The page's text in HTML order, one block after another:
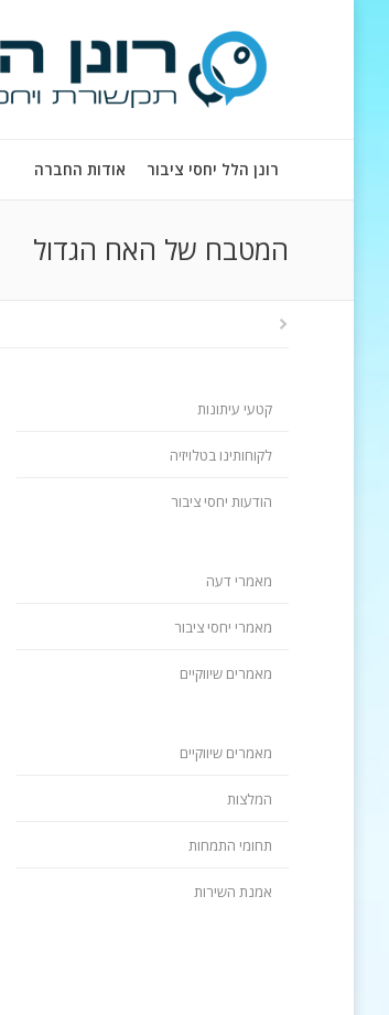
רונן הלל יחסי ציבור אודות החברה
המטבח של האח הגדול
קטעי עיתונות
לקוחותינו בטלויזיה
הודעות יחסי ציבור
מאמרי דעה
מאמרי יחסי ציבור
מאמרים שיווקיים
מאמרים שיווקיים
המלצות
תחומי התמחות
אמנת השירות